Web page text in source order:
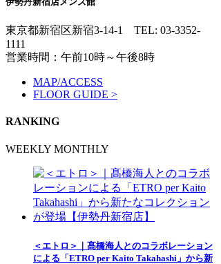
東京都新宿区新宿3-14-1 TEL: 03-3352-
1111
営業時間：午前10時～午後8時
MAP/ACCESS
FLOOR GUIDE >
RANKING
WEEKLY MONTHLY
＜エトロ＞｜髙橋海人とのコラボレーション
による「ETRO per Kaito Takahashi」から新